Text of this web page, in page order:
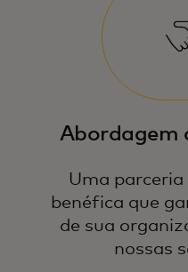
Abordagem
Uma
benéfica que
de sua
nossas